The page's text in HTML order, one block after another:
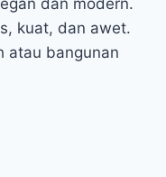
dan modern.
kuat, dan awet.
atau bangunan